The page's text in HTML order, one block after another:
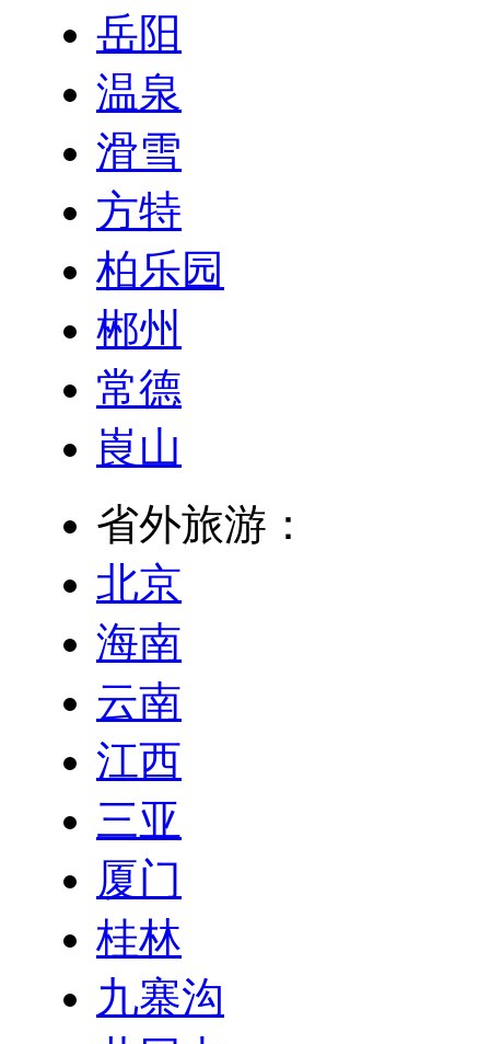
岳阳
温泉
滑雪
方特
柏乐园
郴州
常德
崀山
省外旅游：
北京
海南
云南
江西
三亚
厦门
桂林
九寨沟